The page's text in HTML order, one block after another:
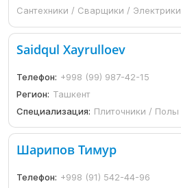
Сантехники / Сварщики / Электрики
Saidqul Xayrulloev
Телефон: +998 (99) 987-42-15
Регион: Ташкент
Специализация: Плиточники / Полы
Шарипов Тимур
Телефон: +998 (91) 542-44-96